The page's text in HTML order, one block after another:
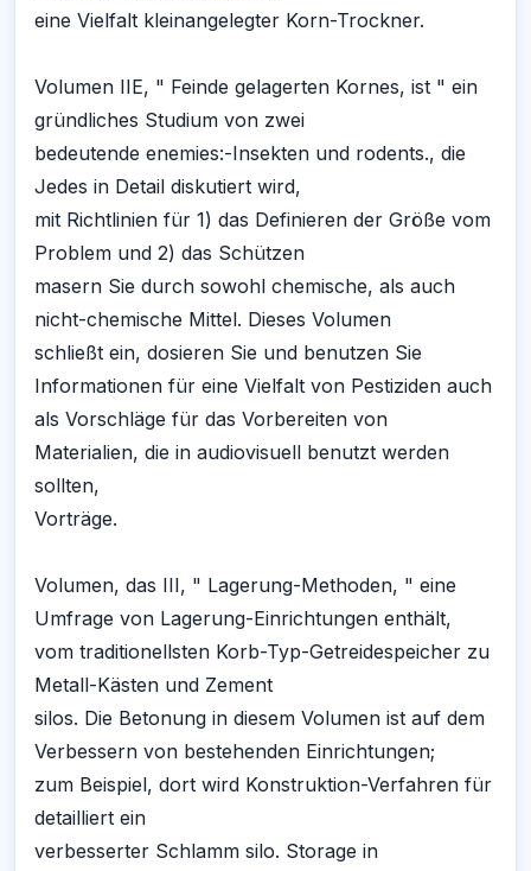
eine Vielfalt kleinangelegter Korn-Trockner.
Volumen IIE, " Feinde gelagerten Kornes, ist " ein
gründliches Studium von zwei
bedeutende enemies:-Insekten und rodents., die
Jedes in Detail diskutiert wird,
mit Richtlinien für 1) das Definieren der Größe vom
Problem und 2) das Schützen
masern Sie durch sowohl chemische, als auch
nicht-chemische Mittel. Dieses Volumen
schließt ein, dosieren Sie und benutzen Sie
Informationen für eine Vielfalt von Pestiziden auch
als Vorschläge für das Vorbereiten von
Materialien, die in audiovisuell benutzt werden
sollten,
Vorträge.
Volumen, das III, " Lagerung-Methoden, " eine
Umfrage von Lagerung-Einrichtungen enthält,
vom traditionellsten Korb-Typ-Getreidespeicher zu
Metall-Kästen und Zement
silos. Die Betonung in diesem Volumen ist auf dem
Verbessern von bestehenden Einrichtungen;
zum Beispiel, dort wird Konstruktion-Verfahren für
detailliert ein
verbesserter Schlamm silo. Storage in